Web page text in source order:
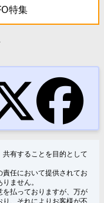
特集
有することを目的として
任において提供されてお
ません。
払っておりますが、万が
、それによりお客様が不